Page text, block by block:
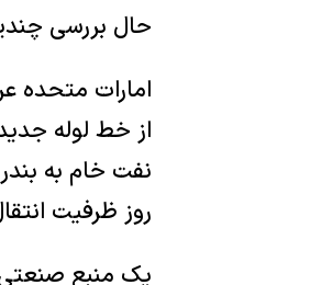
حال بررسی
امارات متحده
از خط لوله
روز ظرفیت
یک منبع